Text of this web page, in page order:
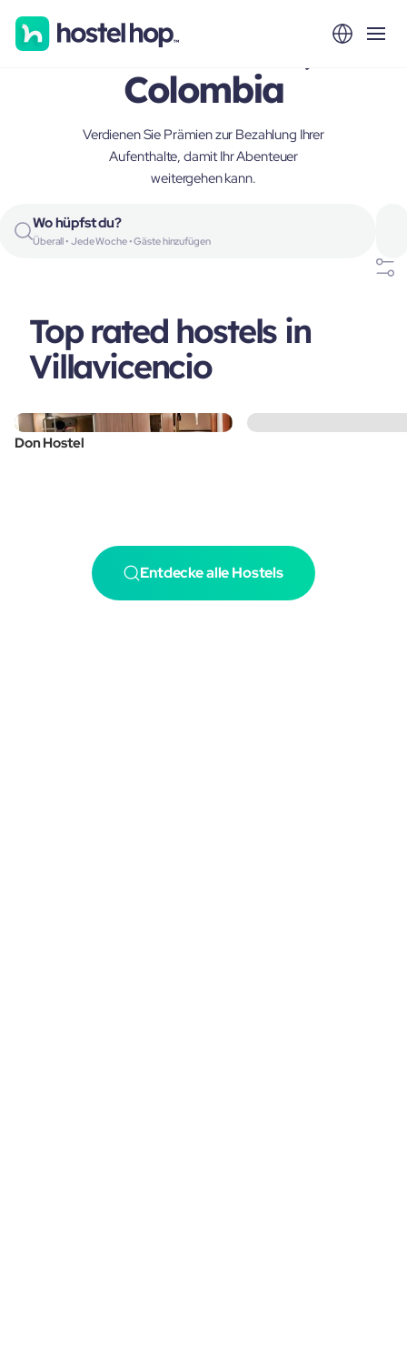
Villavicencio,
Colombia
Verdienen Sie Prämien zur Bezahlung Ihrer
Aufenthalte, damit Ihr Abenteuer
weitergehen kann.
Wo hüpfst du?
Überall • Jede Woche • Gäste hinzufügen
Top rated hostels in
Villavicencio
Don Hostel
Entdecke alle Hostels